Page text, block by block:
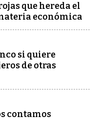
que hereda el
económica
si quiere
de otras
contamos